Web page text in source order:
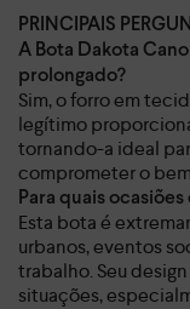
PRINCIPAIS
A Bota Dakota
prolongado?
Sim, o forro em
legítimo
tornando-a ideal
comprometer o
Para quais
Esta bota é
urbanos, eventos
trabalho. Seu
situações,